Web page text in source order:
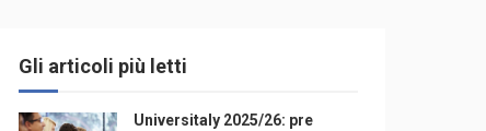
Gli articoli più letti
Universitaly 2025/26: pre